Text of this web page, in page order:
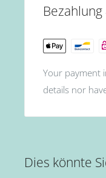
Your payment
details nor
Dies könnte